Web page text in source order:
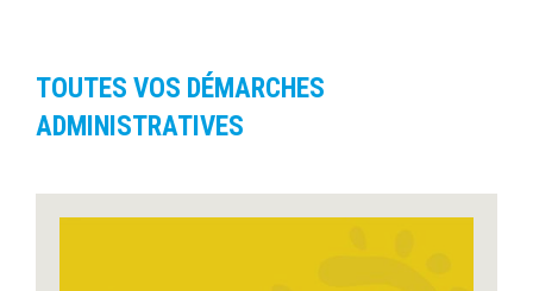
TOUTES VOS DÉMARCHES
ADMINISTRATIVES